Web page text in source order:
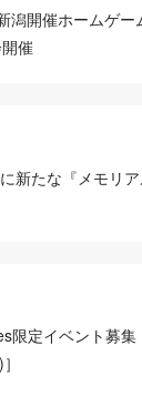
潟開催ホームゲー
催
新たな『メモリ
限定イベント募集